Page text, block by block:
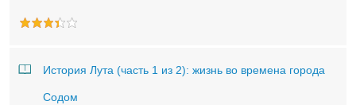
История Лута (часть 1 из 2): жизнь во времена города
Содом